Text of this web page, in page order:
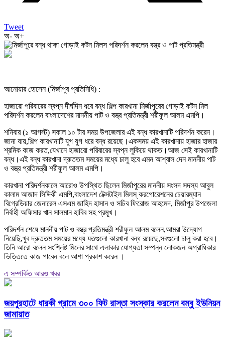
Tweet
অ- অ+
আনোয়ার হোসেন (মির্জাপুর প্রতিনিধি) :
হাজারো পরিবারের স্বপ্ন দীর্ঘদিন ধরে বন্ধ শিল্প কারখানা মির্জাপুরের গোড়াই কটন মিল
পরিদর্শন করলেন বাংলাদেশের মাননীয় পাট ও বস্ত্র প্রতিমন্ত্রী শরীফুল আলম এমপি।
শনিবার (১ আগস্ট) সকাল ১০ টার সময় উপজেলার এই বন্ধ কারখানাটি পরিদর্শন করেন।
জানা যায়,শিল্প কারখানাটি যুগ যুগ ধরে বন্ধ রয়েছে।একসময় এই কারখানায় হাজার হাজার
শ্রমিক কাজ করত,যেখানে হাজারো পরিবারের স্বপ্ন লুকিয়ে থাকত।আজ সেই কারখানাটি
বন্ধ।এই বন্ধ কারখানা দ্রুততম সময়ের মধ্যে চালু হবে এমন আশ্বাস দেন মাননীয় পাট
ও বস্ত্র প্রতিমন্ত্রী শরীফুল আলম এমপি।
কারখানা পরিদর্শনকালে আরোও উপস্থিত ছিলেন মির্জাপুরের মাননীয় সংসদ সদস্য আবুল
কালাম আজাদ সিদ্দিকী এমপি,বাংলাদেশ টেক্সটাইল মিলস্ করপোরেশনের চেয়ারম্যান
বিগ্রেডিয়ার জেনারেল এসএম জাহিদ হাসান ও সচিব ফিরোজ আহমেদ, মির্জাপুর উপজেলা
নির্বাহী অফিসার খান সালমান হাবিব সহ প্রমূখ।
পরিদর্শন শেষে মাননীয় পাট ও বস্ত্র প্রতিমন্ত্রী শরীফুল আলম বলেন,আমরা উদ্যোগ
নিয়েছি,খুব দ্রুততম সময়ের মধ্যে যতগুলো কারখানা বন্ধ রয়েছে,সবগুলো চালু করা হবে।
তিনি আরো বলেন সংশ্লিষ্ট মিলের সাথে এলাকার যোগ্যতা সম্পন্ন লোকজন অগ্রাধিকার
ভিত্তিতে কাজ পাবেন বলে আশা প্রকাশ করেন ।
এ সম্পর্কিত আরও খবর
জয়পুরহাটে ধারকী গ্রামে ৩০০ ফিট রাস্তা সংস্কার করলেন বম্বু ইউনিয়ন
জামায়াত